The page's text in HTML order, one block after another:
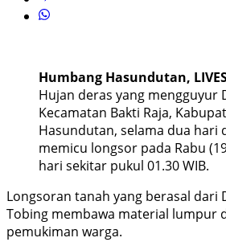
Humbang Hasundutan,
Hujan deras yang mengguyur
Kecamatan Bakti Raja,
Hasundutan, selama dua hari
memicu longsor pada Rabu
hari sekitar pukul 01.30 WIB.
Longsoran tanah yang berasal dari
Tobing membawa material lumpur
pemukiman warga.